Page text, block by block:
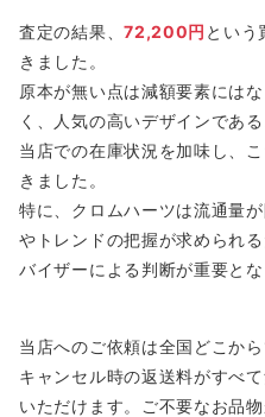
査定の結果、72,200円 という
きました。
原本が無い点は減額要素には
く、人気の高いデザインであ
当店での在庫状況を加味し、
きました。
特に、クロムハーツは流通量
やトレンドの把握が求められ
バイザーによる判断が重要とな
当店へのご依頼は全国どこか
キャンセル時の返送料がすべ
いただけます。ご不要なお品